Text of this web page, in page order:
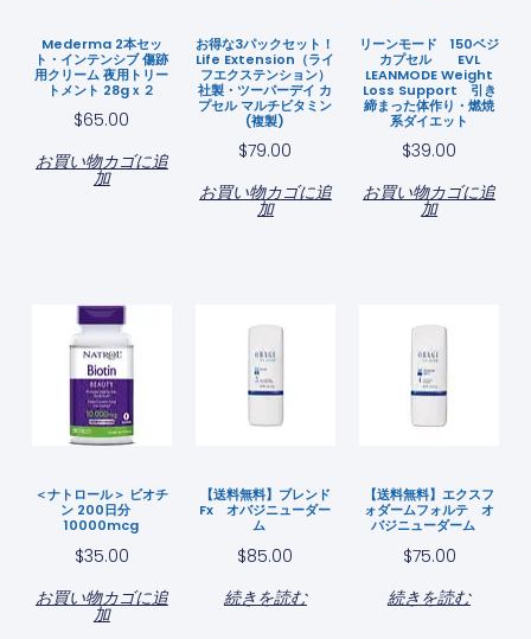
Mederma 2本セッ
ト・インテンシブ 傷跡
用クリーム 夜用トリー
トメント 28gｘ２
$65.00
お買い物カゴに追
加
お得な3パックセット！
Life Extension（ライ
フエクステンション）
社製・ツーパーデイ カ
プセル マルチビタミン
(複製)
$79.00
お買い物カゴに追
加
リーンモード 150ベジ
カプセル EVL
LEANMODE Weight
Loss Support 引き
締まった体作り・燃焼
系ダイエット
$39.00
お買い物カゴに追
加
＜ナトロール＞ ビオチ
ン 200日分
10000mcg
$35.00
お買い物カゴに追
加
【送料無料】ブレンド
Fx オバジニューダー
ム
$85.00
続きを読む
【送料無料】エクスフ
ォダームフォルテ オ
バジニューダーム
$75.00
続きを読む